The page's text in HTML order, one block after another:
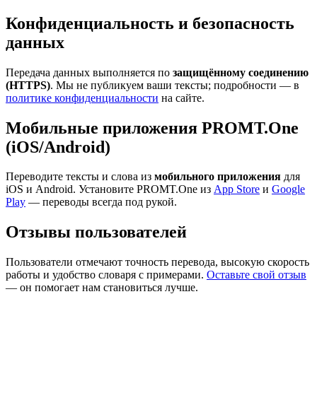
Конфиденциальность и безопасность
данных
Передача данных выполняется по защищённому соединению
(HTTPS). Мы не публикуем ваши тексты; подробности — в
политике конфиденциальности на сайте.
Мобильные приложения PROMT.One
(iOS/Android)
Переводите тексты и слова из мобильного приложения для
iOS и Android. Установите PROMT.One из App Store и Google
Play — переводы всегда под рукой.
Отзывы пользователей
Пользователи отмечают точность перевода, высокую скорость
работы и удобство словаря с примерами. Оставьте свой отзыв
— он помогает нам становиться лучше.